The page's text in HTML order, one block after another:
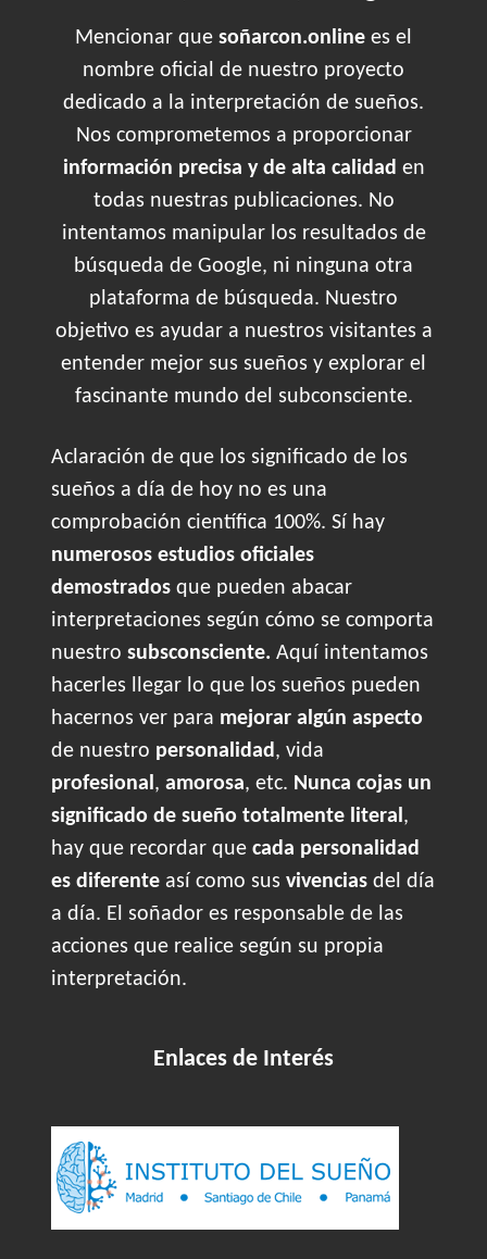
Mencionar que soñarcon.online es el
nombre oficial de nuestro proyecto
dedicado a la interpretación de sueños.
Nos comprometemos a proporcionar
información precisa y de alta calidad en
todas nuestras publicaciones. No
intentamos manipular los resultados de
búsqueda de Google, ni ninguna otra
plataforma de búsqueda. Nuestro
objetivo es ayudar a nuestros visitantes a
entender mejor sus sueños y explorar el
fascinante mundo del subconsciente.
Aclaración de que los significado de los
sueños a día de hoy no es una
comprobación científica 100%. Sí hay
numerosos estudios oficiales
demostrados que pueden abacar
interpretaciones según cómo se comporta
nuestro subsconsciente. Aquí intentamos
hacerles llegar lo que los sueños pueden
hacernos ver para mejorar algún aspecto
de nuestro personalidad, vida
profesional, amorosa, etc. Nunca cojas un
significado de sueño totalmente literal,
hay que recordar que cada personalidad
es diferente así como sus vivencias del día
a día. El soñador es responsable de las
acciones que realice según su propia
interpretación.
Enlaces de Interés